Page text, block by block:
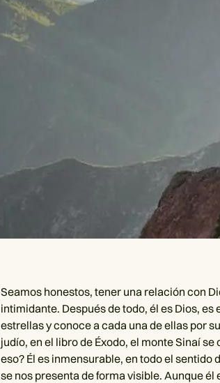
Seamos honestos, tener una relación con
intimidante. Después de todo, él es Dios,
estrellas y conoce a cada una de ellas por
judío, en el libro de Éxodo, el monte Sinaí
eso? Él es inmensurable, en todo el
se nos presenta de forma visible. Aunque